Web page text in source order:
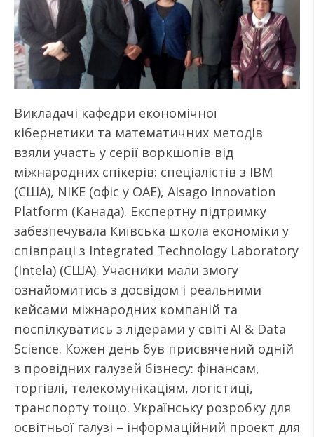
Викладачі кафедри економічної
кібернетики та математичних методів
взяли участь у серії воркшопів від
міжнародних спікерів: спеціалістів з IBM
(США), NIKE (офіс у ОАЕ), Alsago Innovation
Platform (Канада). Експертну підтримку
забезпечувала Київська школа економіки у
співпраці з Integrated Technology Laboratory
(Intela) (США). Учасники мали змогу
ознайомитись з досвідом і реальними
кейсами міжнародних компаній та
поспілкуватись з лідерами у світі AI & Data
Science. Кожен день був присвячений одній
з провідних галузей бізнесу: фінансам,
торгівлі, телекомунікаціям, логістиці,
транспорту тощо. Українську розробку для
освітньої галузі – інформаційний проект для